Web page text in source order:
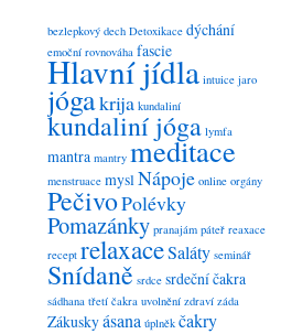
bezlepkový dech Detoxikace dýchání
emoční rovnováha fascie
Hlavní jídla intuice jaro
jógakrija kundaliní
kundaliní jóga lymfa
mantra mantry meditace
menstruace myslNápoje online orgány
PečivoPolévky
Pomazánky pranajám páteř reaxace
recept relaxaceSaláty seminář
Snídaně srdce srdeční čakra
sádhana třetí čakra uvolnění zdraví záda
Zákuskyásana úplněk čakry